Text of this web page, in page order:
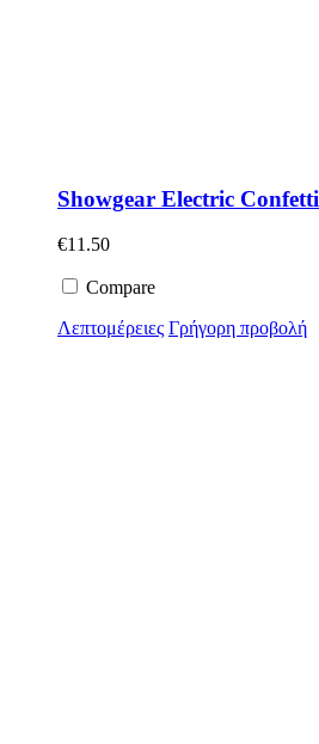
Showgear Electric
€11.50
Compare
Λεπτομέρειες Γρήγορη προβολή